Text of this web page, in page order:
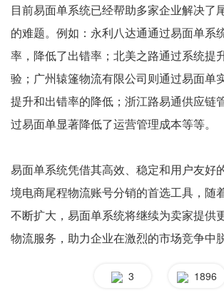
目前易面单系统已经帮助多家企业解决了
的难题。例如：永利八达通通过易面单系
率，降低了出错率；北美之路通过系统提
验；广州辕篷物流有限公司则通过易面单
提升和出错率的降低；浙江路易通供应链
过易面单显著降低了运营管理成本等等。
易面单系统凭借其高效、稳定和用户友好
境电商尾程物流账号分销的首选工具，随
不断扩大，易面单系统将继续为卖家提供
物流服务，助力企业在激烈的市场竞争中
3 1896